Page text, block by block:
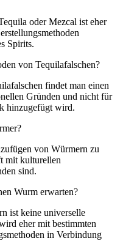
oder Mezcal ist eher
Spirits.
von Tequilafalschen?
findet man einen
Gründen und nicht für
hinzugefügt wird.
von Würmern zu
mit kulturellen
sind.
Wurm erwarten?
ist keine universelle
eher mit bestimmten
in Verbindung